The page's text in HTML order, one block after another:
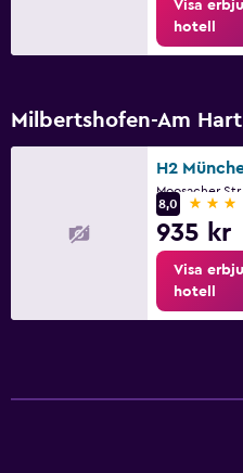
Visa
hotell
Milbertshofen-Am Hart
8,0
3
935 kr
Visa
hotell